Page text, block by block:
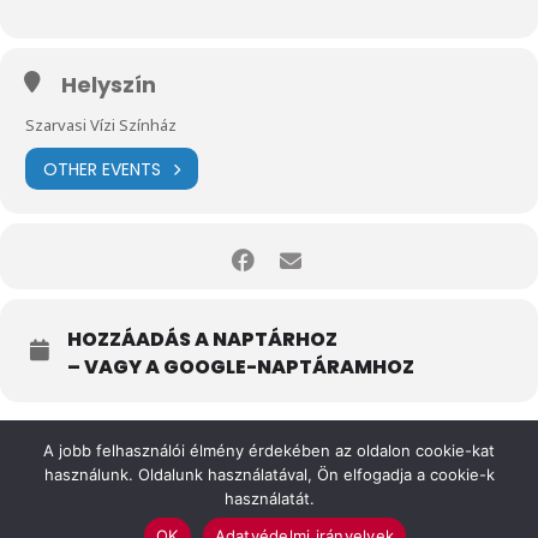
Helyszín
Szarvasi Vízi Színház
OTHER EVENTS
HOZZÁADÁS A NAPTÁRHOZ
– VAGY A GOOGLE-NAPTÁRAMHOZ
A jobb felhasználói élmény érdekében az oldalon cookie-kat
használunk. Oldalunk használatával, Ön elfogadja a cookie-k
használatát.